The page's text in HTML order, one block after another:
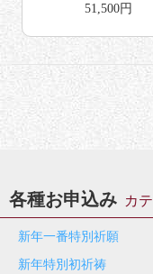
51,500円
各種お申込み カ
新年一番特別祈願
新年特別初祈祷